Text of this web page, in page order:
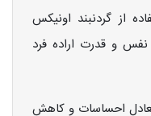
از گردنبند اونیکس
نفس و قدرت اراده فرد
احساسات و کاهش